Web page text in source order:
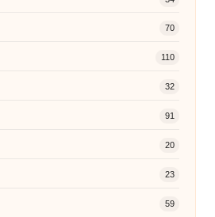
70
110
32
91
20
23
59